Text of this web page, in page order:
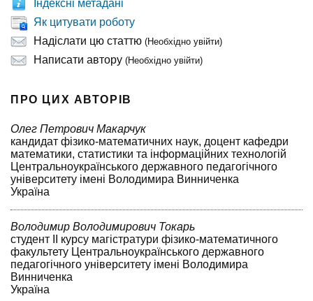
Індексні метадані
Як цитувати роботу
Надіслати цю статтю (Необхідно увійти)
Написати автору (Необхідно увійти)
ПРО ЦИХ АВТОРІВ
Олег Петрович Макарчук
кандидат фізико-математичних наук, доцент кафедри
математики, статистики та інформаційних технологій
Центральноукраїнського державного педагогічного
університету імені Володимира Винниченка
Україна
Володимир Володимирович Токарь
студент II курсу магістратури фізико-математичного
факультету Центральноукраїнського державного
педагогічного університету імені Володимира
Винниченка
Україна